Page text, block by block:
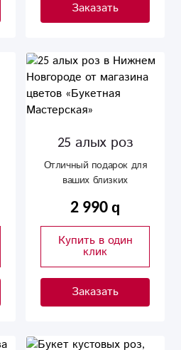
Заказать
25 алых роз
Отличный подарок для
ваших близких
2 990
Купить в один
клик
Заказать